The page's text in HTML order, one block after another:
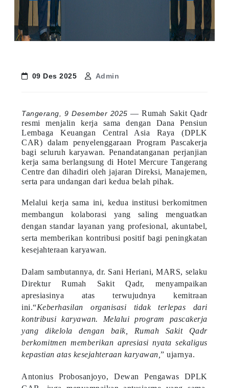
09 Des 2025 Admin
Tangerang, 9 Desember 2025 — Rumah Sakit Qadr
resmi menjalin kerja sama dengan Dana Pensiun
Lembaga Keuangan Central Asia Raya (DPLK
CAR) dalam penyelenggaraan Program Pascakerja
bagi seluruh karyawan. Penandatanganan perjanjian
kerja sama berlangsung di Hotel Mercure Tangerang
Centre dan dihadiri oleh jajaran Direksi, Manajemen,
serta para undangan dari kedua belah pihak.
Melalui kerja sama ini, kedua institusi berkomitmen
membangun kolaborasi yang saling menguatkan
dengan standar layanan yang profesional, akuntabel,
serta memberikan kontribusi positif bagi peningkatan
kesejahteraan karyawan.
Dalam sambutannya, dr. Sani Heriani, MARS, selaku
Direktur Rumah Sakit Qadr, menyampaikan
apresiasinya atas terwujudnya kemitraan
ini.“Keberhasilan organisasi tidak terlepas dari
kontribusi karyawan. Melalui program pascakerja
yang dikelola dengan baik, Rumah Sakit Qadr
berkomitmen memberikan apresiasi nyata sekaligus
kepastian atas kesejahteraan karyawan,” ujarnya.
Antonius Probosanjoyo, Dewan Pengawas DPLK